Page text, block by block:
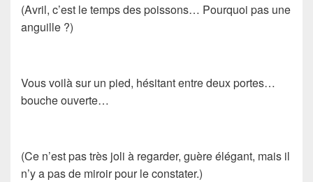
(Avril, c’est le temps des poissons… Pourquoi pas une
anguille ?)
Vous voilà sur un pied, hésitant entre deux portes…
bouche ouverte…
(Ce n’est pas très joli à regarder, guère élégant, mais il
n’y a pas de miroir pour le constater.)